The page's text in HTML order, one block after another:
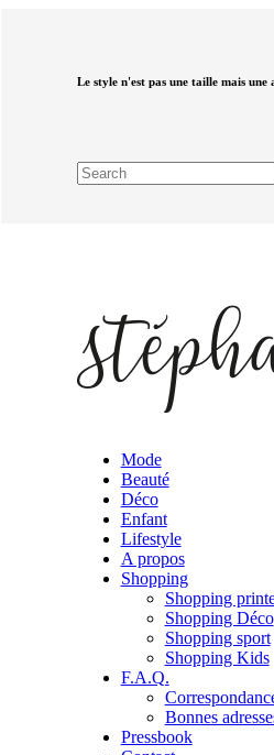
Le style n'est pas une taille mais une
Mode
Beauté
Déco
Enfant
Lifestyle
A propos
Shopping
Shopping
Shopping Déco
Shopping sport
Shopping Kids
F.A.Q.
Bonnes
Pressbook